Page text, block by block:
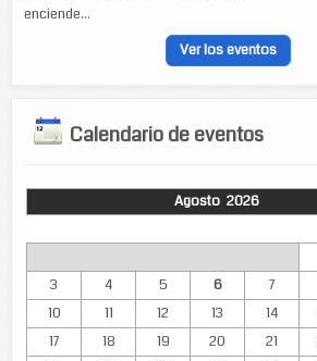
enciende...
Ver los eventos
Calendario de eventos
Agosto 2026
3
4 5 6 7
10
11 12 13 14
17
18 19 20 21